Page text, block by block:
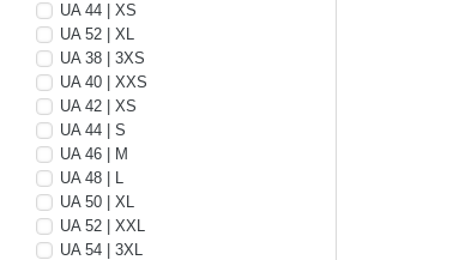
UA 44 | XS
UA 52 | XL
UA 38 | 3XS
UA 40 | XXS
UA 42 | XS
UA 44 | S
UA 46 | M
UA 48 | L
UA 50 | XL
UA 52 | XXL
UA 54 | 3XL